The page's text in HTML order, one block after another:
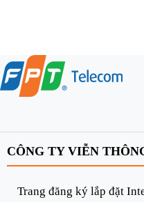
CÔNG TY VIỄN
Trang đăng ký lắp đặt